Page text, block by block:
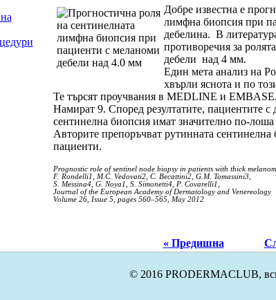
Добре известна е
лимфна биопсия при
дебелина. В
противоречия за
дебели над 4 мм.
Един мета анализ на
хвърли яснота и по
Те търсят проучвания в MEDLINE и EMBASE.
Намират 9. Според резултатите, пациентите
сентинелна биопсия имат значително по-лоша
Авторите препоръчват рутинната сентинелна
пациенти.
Prognostic role of sentinel node biopsy in patients with thick
F. Rondelli1, M.C. Vedovati2, C. Becattini2, G.M. Tomassini3,
S. Messina4, G. Noya1, S. Simonetti4, P. Covarelli1,
Journal of the European Academy of Dermatology and Venereology
Volume 26, Issue 5, pages 560–565, May 2012
« Предишна
© 2016 PRODERMACLUB,